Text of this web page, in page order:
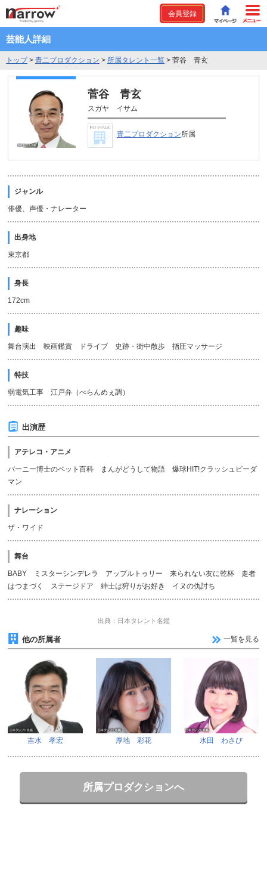
会員登録
芸能人詳細
トップ> 青二プロダクション > 所属タレント一覧 > 菅谷 青玄
菅谷 青玄
スガヤ イサム
青二プロダクション所属
ジャンル
俳優、声優・ナレーター
出身地
東京都
身長
172cm
趣味
舞台演出 映画鑑賞 ドライブ 史跡・街中散歩 指圧マッサージ
特技
弱電気工事 江戸弁（べらんめぇ調）
出演歴
アテレコ・アニメ
バーニー博士のペット百科 まんがどうして物語 爆球HIT!クラッシュビーダ
マン
ナレーション
ザ・ワイド
舞台
BABY ミスターシンデレラ アップルトゥリー 来られない友に乾杯 走者
はつまづく ステージドア 紳士は狩りがお好き イヌの仇討ち
出典：日本タレント名鑑
他の所属者 一覧を見る
吉水 孝宏 厚地 彩花 水田 わさび
所属プロダクションへ